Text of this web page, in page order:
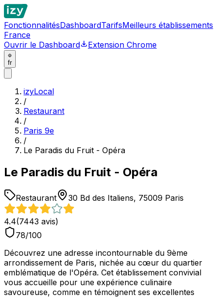
FonctionnalitésDashboardTarifsMeilleurs établissements
France
Ouvrir le Dashboard
Extension Chrome
fr
izyLocal
/
Restaurant
/
Paris 9e
/
Le Paradis du Fruit - Opéra
Le Paradis du Fruit - Opéra
Restaurant 30 Bd des Italiens, 75009 Paris
4.4(7443 avis)
78/100
Découvrez une adresse incontournable du 9ème
arrondissement de Paris, nichée au cœur du quartier
emblématique de l'Opéra. Cet établissement convivial
vous accueille pour une expérience culinaire
savoureuse, comme en témoignent ses excellentes